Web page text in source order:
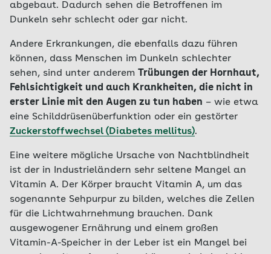
abgebaut. Dadurch sehen die Betroffenen im
Dunkeln sehr schlecht oder gar nicht.
Andere Erkrankungen, die ebenfalls dazu führen
können, dass Menschen im Dunkeln schlechter
sehen, sind unter anderem
Trübungen der Hornhaut,
Fehlsichtigkeit und auch Krankheiten, die nicht in
erster Linie mit den Augen zu tun haben – wie etwa
eine Schilddrüsenüberfunktion oder ein gestörter
Zuckerstoffwechsel (Diabetes mellitus).
Eine weitere mögliche Ursache von Nachtblindheit
ist der in Industrieländern sehr seltene Mangel an
Vitamin A. Der Körper braucht Vitamin A, um das
sogenannte Sehpurpur zu bilden, welches die Zellen
für die Lichtwahrnehmung brauchen. Dank
ausgewogener Ernährung und einem großen
Vitamin-A-Speicher in der Leber ist ein Mangel bei